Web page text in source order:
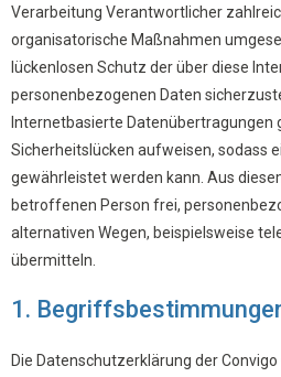
Verarbeitung Verantwortlicher
organisatorische Maßnahmen
lückenlosen Schutz der über diese
personenbezogenen Daten
Internetbasierte Datenübertragungen
Sicherheitslücken aufweisen, sodass
gewährleistet werden kann. Aus
betroffenen Person frei,
alternativen Wegen, beispielsweise
übermitteln.
1.
Die Datenschutzerklärung der